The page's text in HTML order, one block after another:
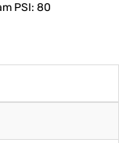
PSI: 80